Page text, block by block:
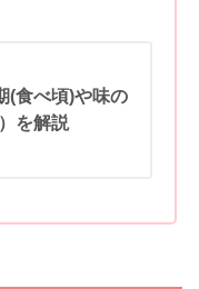
(食べ頃)や味の
を解説